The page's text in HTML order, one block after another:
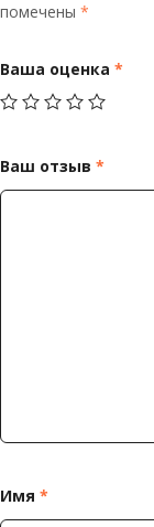
помечены *
Ваша оценка *
Ваш отзыв *
Имя *